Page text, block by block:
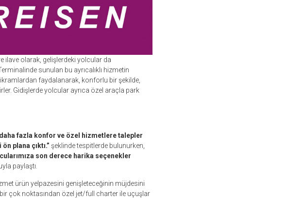
ilave olarak, gelişlerdeki yolcular da
sunulan bu ayrıcalıklı hizmetin
faydalanarak, konforlu bir şekilde,
Gidişlerde yolcular ayrıca özel araçla park
fazla konfor ve özel hizmetlere talepler
plana çıktı.” şeklinde tespitlerde bulunurken,
son derece harika seçenekler
paylaştı.
ürün yelpazesini genişleteceğinin müjdesini
çok noktasından özel jet/full charter ile uçuşlar